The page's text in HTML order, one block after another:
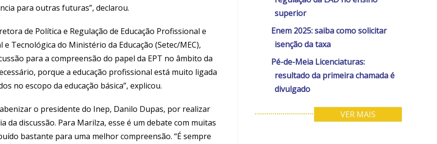
para outras futuras”, declarou.
de Política e Regulação de Educação Profissional e
Tecnológica do Ministério da Educação (Setec/MEC),
para a compreensão do papel da EPT no âmbito da
porque a educação profissional está muito ligada
no escopo da educação básica”, explicou.
o presidente do Inep, Danilo Dupas, por realizar
da discussão. Para Marilza, esse é um debate com muitas
bastante para uma melhor compreensão. “É sempre
superior
Enem 2025: saiba como solicitar
isenção da taxa
Pé-de-Meia Licenciaturas:
resultado da primeira chamada é
divulgado
VER MAIS